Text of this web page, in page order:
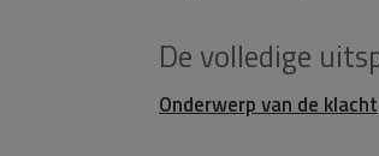
De volledige
Onderwerp van de klacht